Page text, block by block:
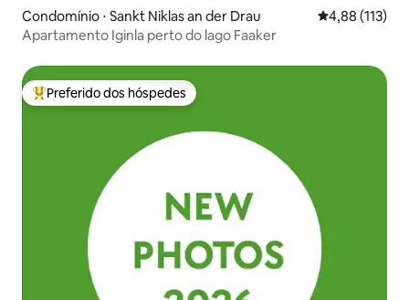
Condomínio ⋅ Sankt Niklas an der Drau 4,88 de uma
4,88 (113)
Apartamento Iginla perto do lago Faaker
Entre os melhores preferidos dos hóspedes
Preferido dos hóspedes